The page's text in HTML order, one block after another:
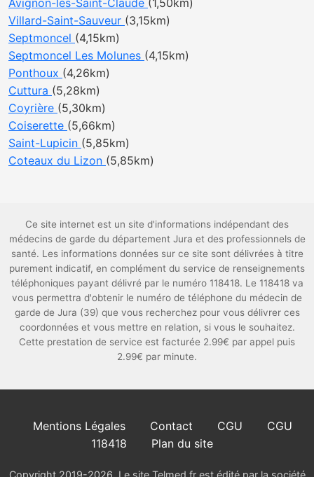
Avignon-lès-Saint-Claude (1,50km)
Villard-Saint-Sauveur (3,15km)
Septmoncel (4,15km)
Septmoncel Les Molunes (4,15km)
Ponthoux (4,26km)
Cuttura (5,28km)
Coyrière (5,30km)
Coiserette (5,66km)
Saint-Lupicin (5,85km)
Coteaux du Lizon (5,85km)
Ce site internet est un site d'informations indépendant des
médecins de garde du département Jura et des professionnels de
santé. Les informations données sur ce site sont délivrées à titre
purement indicatif, en complément du service de renseignements
téléphoniques payant délivré par le numéro 118418. Le 118418 va
vous permettra d'obtenir le numéro de téléphone du médecin de
garde de Jura (39) que vous recherchez pour vous délivrer ces
coordonnées et vous mettre en relation, si vous le souhaitez.
Cette prestation de service est facturée 2.99€ par appel puis
2.99€ par minute.
Mentions Légales Contact CGU
CGU
118418
Plan du site
Copyright 2019-2026. Le site Telmed.fr est édité par la société